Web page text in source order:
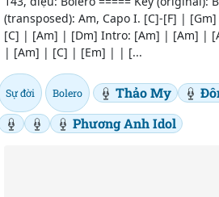
(transposed): Am, Capo I. [C]-[F] |
[C] | [Am] | [Dm] Intro: [Am] | [Am] |
| [Am] | [C] | [Em] | | [...
Sự đời Bolero Thảo My
Phương Anh Idol